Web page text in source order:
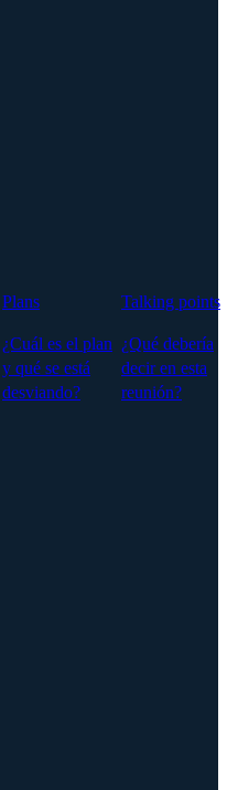
Plans
¿Cuál es el plan
y qué se está
desviando?
Talking points
¿Qué debería
decir en esta
reunión?